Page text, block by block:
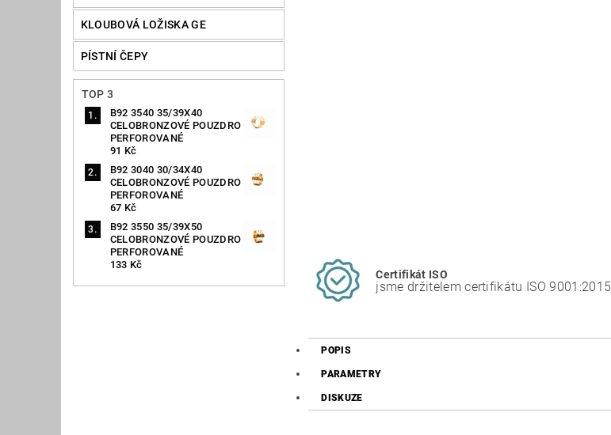
KLOUBOVÁ LOŽISKA GE
PÍSTNÍ ČEPY
TOP 3
B92 3540 35/39X40
CELOBRONZOVÉ POUZDRO
PERFOROVANÉ
91 Kč
B92 3040 30/34X40
CELOBRONZOVÉ POUZDRO
PERFOROVANÉ
67 Kč
B92 3550 35/39X50
CELOBRONZOVÉ POUZDRO
PERFOROVANÉ
133 Kč
Certifikát ISO
jsme držitelem certifikátu ISO 9001:2015
POPIS
PARAMETRY
DISKUZE